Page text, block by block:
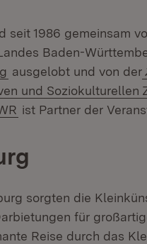
1986 gemeinsam
Baden-
(Öffnet in neuem
ausgelobt und von der
und Soziokulturellen
(Öffnet in neuem
ist Partner der
in neuem Fenster)
sorgten die
für
Reise durch das